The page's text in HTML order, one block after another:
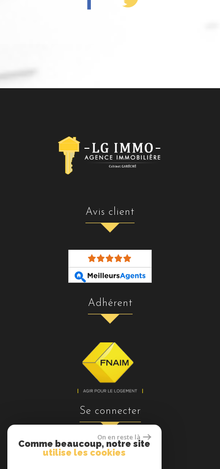
avis client
adhérent
se connecter
On en reste là
Comme beaucoup, notre site
utilise les cookies